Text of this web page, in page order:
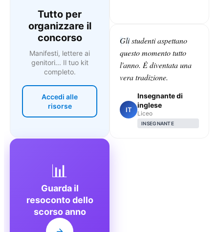
Tutto per
organizzare il
concorso
Manifesti, lettere ai
genitori... Il tuo kit
completo.
Accedi alle
risorse
Gli studenti aspettano
questo momento tutto
l'anno. È diventata una
vera tradizione.
IT
Insegnante di
inglese
Liceo
INSEGNANTE
📊
Guarda il
resoconto dello
scorso anno